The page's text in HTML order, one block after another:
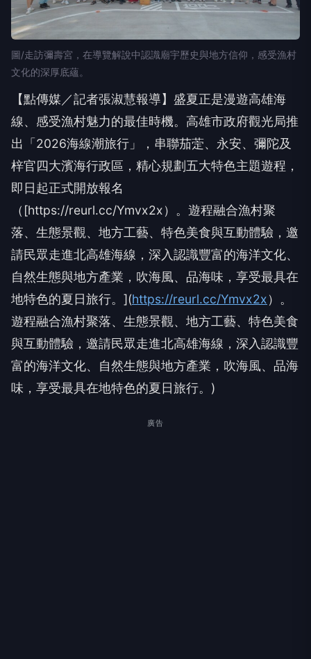
圖/走訪彌壽宮，在導覽解說中認識廟宇歷史與地方信仰，感受漁村
文化的深厚底蘊。
【點傳媒／記者張淑慧報導】盛夏正是漫遊高雄海
線、感受漁村魅力的最佳時機。高雄市政府觀光局推
出「2026海線潮旅行」，串聯茄萣、永安、彌陀及
梓官四大濱海行政區，精心規劃五大特色主題遊程，
即日起正式開放報名
（[https://reurl.cc/Ymvx2x）。遊程融合漁村聚
落、生態景觀、地方工藝、特色美食與互動體驗，邀
請民眾走進北高雄海線，深入認識豐富的海洋文化、
自然生態與地方產業，吹海風、品海味，享受最具在
地特色的夏日旅行。](https://reurl.cc/Ymvx2x）。
遊程融合漁村聚落、生態景觀、地方工藝、特色美食
與互動體驗，邀請民眾走進北高雄海線，深入認識豐
富的海洋文化、自然生態與地方產業，吹海風、品海
味，享受最具在地特色的夏日旅行。)
廣告